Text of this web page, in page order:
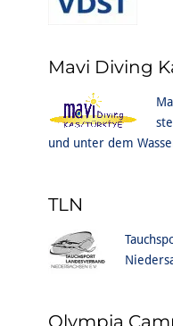
Mavi Diving
und unter dem
TLN
Olympia